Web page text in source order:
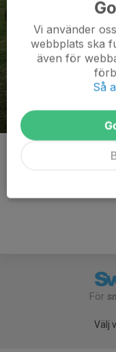
För
Välj
Vi använder
webbplats ska
även för
Så